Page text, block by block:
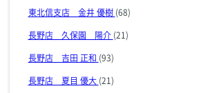
東北信支店 金井 優樹 (68)
長野店 久保園 陽介 (21)
長野店 吉田 正和 (93)
長野店 夏目 優大 (21)